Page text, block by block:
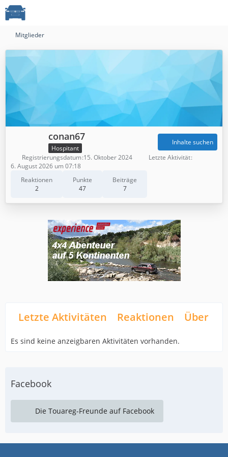
Mitglieder
conan67
Hospitant
Reaktionen
2
Punkte
47
Beiträge
7
Inhalte suchen
Registrierungsdatum 15. Oktober 2024
Letzte Aktivität
6. August 2026 um 07:18
Letzte Aktivitäten Reaktionen Über
Es sind keine anzeigbaren Aktivitäten vorhanden.
Facebook
Die Touareg-Freunde auf Facebook